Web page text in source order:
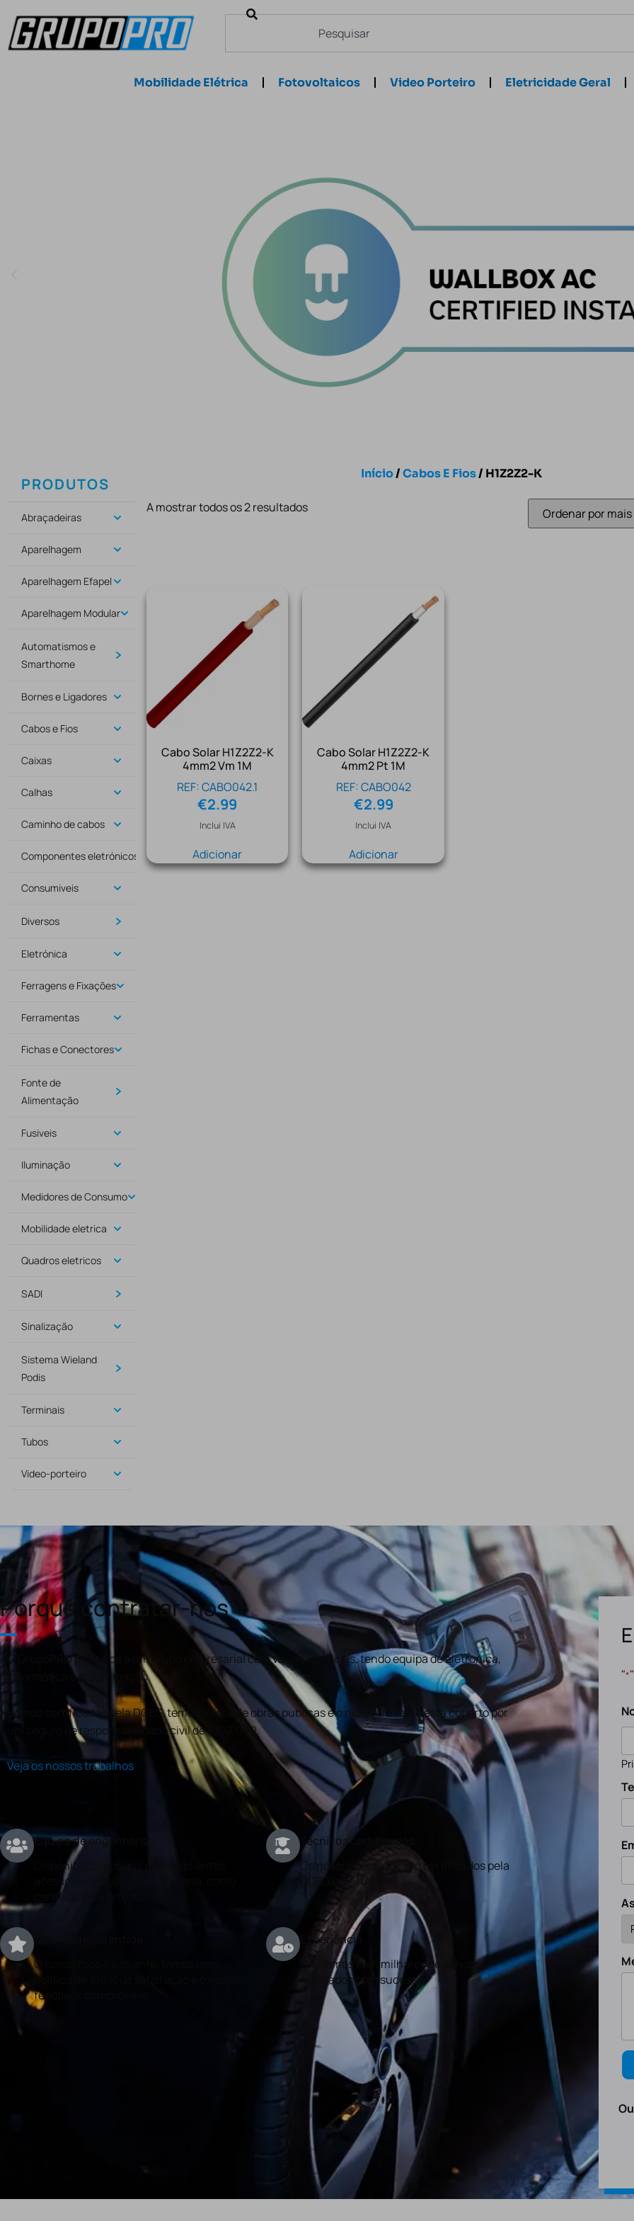
Mobilidade Elétrica Fotovoltaicos Video Porteiro Eletricidade Geral
PRODUTOS
Abraçadeiras
Aparelhagem
Aparelhagem Efapel
Aparelhagem Modular
Automatismos e
Smarthome
Bornes e Ligadores
Cabos e Fios
Caixas
Calhas
Caminho de cabos
Componentes eletrónicos
Consumiveis
Diversos
Eletrónica
Ferragens e Fixações
Ferramentas
Fichas e Conectores
Fonte de
Alimentação
Fusiveis
Iluminação
Medidores de Consumo
Mobilidade eletrica
Quadros eletricos
SADI
Sinalização
Sistema Wieland
Podis
Terminais
Tubos
Video-porteiro
Início/Cabos E Fios/ H1Z2Z2-K
A mostrar todos os 2 resultados
Cabo Solar H1Z2Z2-K
4mm2 Vm 1M
REF: CABO042.1
€2.99
Inclui IVA
Adicionar
Cabo Solar H1Z2Z2-K
4mm2 Pt 1M
REF: CABO042
€2.99
Inclui IVA
Adicionar
Porquê contratar-nos
O GrupoPRO pertence a um grupo empresarial com várias valências, tendo equipa de eletronica,
informática e programação.
Somos certificados pela DGEG, temos alvará de obras publicas e o nosso trabalho está coberto por
um seguro de responsabilidade civil de €100.000.
Veja os nossos trabalhos
Equipa de engenharia
Disponibilizamos aos nossos clientes
acesso a serviços de engenharia, como
certificados e projetos.
Técnicos certificados
Os nossos técnicos são certificados pela
DGEG e a ANACOM
O nosso foco é o cliente, temos uma
politica de 100% de satisfação e o nosso
feedback comprova-o.
Experiência
Contamos com milhares de serviços
realizados com sucesso.
"*